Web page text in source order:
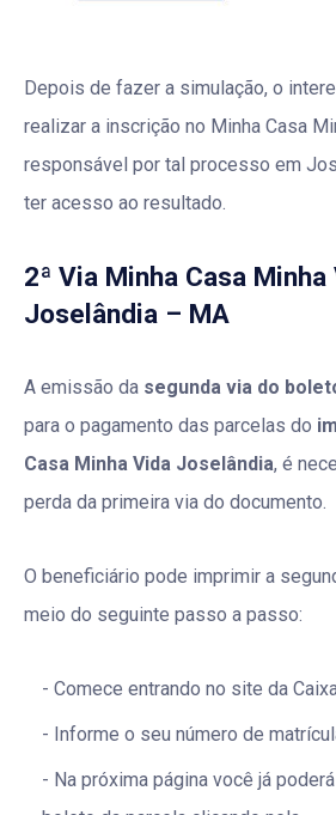
Depois de fazer a simulação, o
realizar a inscrição no Minha Casa
responsável por tal processo em
ter acesso ao resultado.
2ª Via Minha Casa Minha
Joselândia – MA
A emissão da segunda via do
para o pagamento das parcelas do
Casa Minha Vida Joselândia, é
perda da primeira via do documento.
O beneficiário pode imprimir a
meio do seguinte passo a passo:
Comece entrando no site da
Informe o seu número de
Na próxima página você já